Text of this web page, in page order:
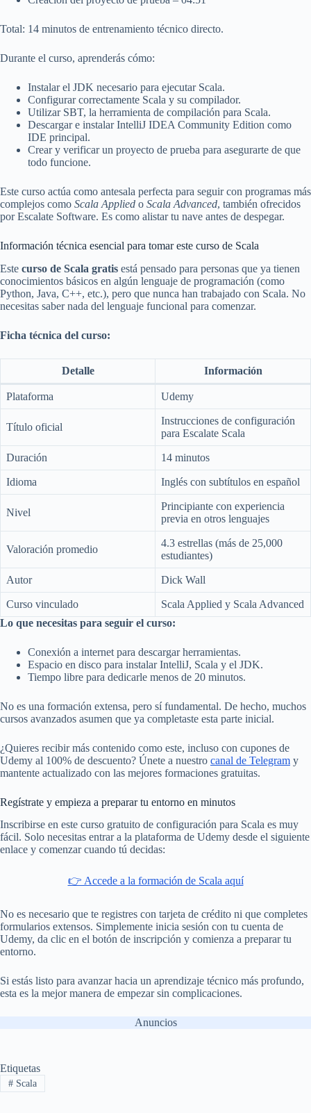
Total: 14 minutos de entrenamiento técnico directo.
Durante el curso, aprenderás cómo:
Instalar el JDK necesario para ejecutar Scala.
Configurar correctamente Scala y su compilador.
Utilizar SBT, la herramienta de compilación para Scala.
Descargar e instalar IntelliJ IDEA Community Edition como
IDE principal.
Crear y verificar un proyecto de prueba para asegurarte de que
todo funcione.
Este curso actúa como antesala perfecta para seguir con programas más
complejos como Scala Applied o Scala Advanced, también ofrecidos
por Escalate Software. Es como alistar tu nave antes de despegar.
Información técnica esencial para tomar este curso de Scala
Este curso de Scala gratis está pensado para personas que ya tienen
conocimientos básicos en algún lenguaje de programación (como
Python, Java, C++, etc.), pero que nunca han trabajado con Scala. No
necesitas saber nada del lenguaje funcional para comenzar.
Ficha técnica del curso:
Detalle Información
Plataforma Udemy
Título oficial
Instrucciones de configuración
para Escalate Scala
Duración 14 minutos
Idioma Inglés con subtítulos en español
Nivel
Principiante con experiencia
previa en otros lenguajes
Valoración promedio
4.3 estrellas (más de 25,000
estudiantes)
Autor Dick Wall
Curso vinculado
Scala Applied y Scala Advanced
Lo que necesitas para seguir el curso:
Conexión a internet para descargar herramientas.
Espacio en disco para instalar IntelliJ, Scala y el JDK.
Tiempo libre para dedicarle menos de 20 minutos.
No es una formación extensa, pero sí fundamental. De hecho, muchos
cursos avanzados asumen que ya completaste esta parte inicial.
¿Quieres recibir más contenido como este, incluso con cupones de
Udemy al 100% de descuento? Únete a nuestro canal de Telegram y
mantente actualizado con las mejores formaciones gratuitas.
Regístrate y empieza a preparar tu entorno en minutos
Inscribirse en este curso gratuito de configuración para Scala es muy
fácil. Solo necesitas entrar a la plataforma de Udemy desde el siguiente
enlace y comenzar cuando tú decidas:
👉 Accede a la formación de Scala aquí
No es necesario que te registres con tarjeta de crédito ni que completes
formularios extensos. Simplemente inicia sesión con tu cuenta de
Udemy, da clic en el botón de inscripción y comienza a preparar tu
entorno.
Si estás listo para avanzar hacia un aprendizaje técnico más profundo,
esta es la mejor manera de empezar sin complicaciones.
Anuncios
Etiquetas
#Scala